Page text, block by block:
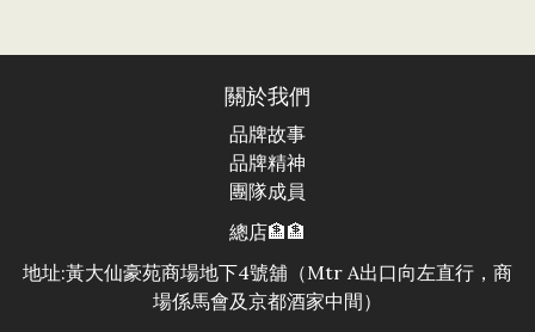
關於我們
品牌故事
品牌精神
團隊成員
總店🏦🏦
地址:黃大仙豪苑商場地下4號舖（Mtr A出口向左直行，商
場係馬會及京都酒家中間）